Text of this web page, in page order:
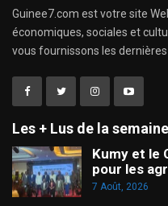
Guinee7.com est votre site
économiques, sociales et
vous fournissons les dernières
Les + Lus de la semaine
Kumy et le
pour les
7 Août, 2026